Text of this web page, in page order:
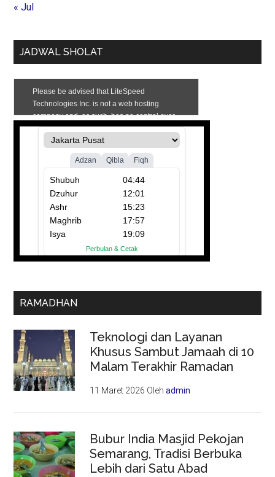
« Jul
JADWAL SHOLAT
RAMADHAN
Teknologi dan Layanan
Khusus Sambut Jamaah di 10
Malam Terakhir Ramadan
11 Maret 2026 Olehadmin
Bubur India Masjid Pekojan
Semarang, Tradisi Berbuka
Lebih dari Satu Abad